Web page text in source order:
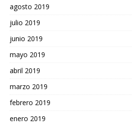
agosto 2019
julio 2019
junio 2019
mayo 2019
abril 2019
marzo 2019
febrero 2019
enero 2019